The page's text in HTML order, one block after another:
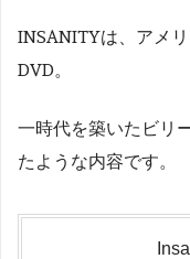
INSANITYは、アメ
DVD。
一時代を築いたビリ
たような内容です。